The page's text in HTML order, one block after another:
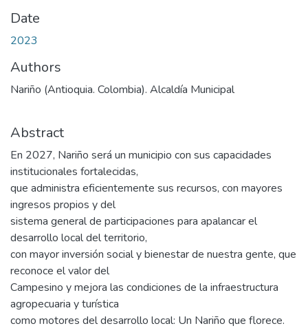
Date
2023
Authors
Nariño (Antioquia. Colombia). Alcaldía Municipal
Abstract
En 2027, Nariño será un municipio con sus capacidades
institucionales fortalecidas,
que administra eficientemente sus recursos, con mayores
ingresos propios y del
sistema general de participaciones para apalancar el
desarrollo local del territorio,
con mayor inversión social y bienestar de nuestra gente, que
reconoce el valor del
Campesino y mejora las condiciones de la infraestructura
agropecuaria y turística
como motores del desarrollo local: Un Nariño que florece.